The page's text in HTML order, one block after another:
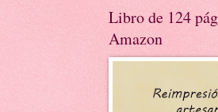
Libro de 124
Amazon